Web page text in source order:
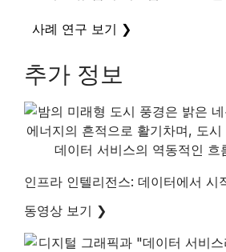
사례 연구 보기 ❯
추가 정보
인프라 인텔리전스: 데이터에서 시
동영상 보기 ❯